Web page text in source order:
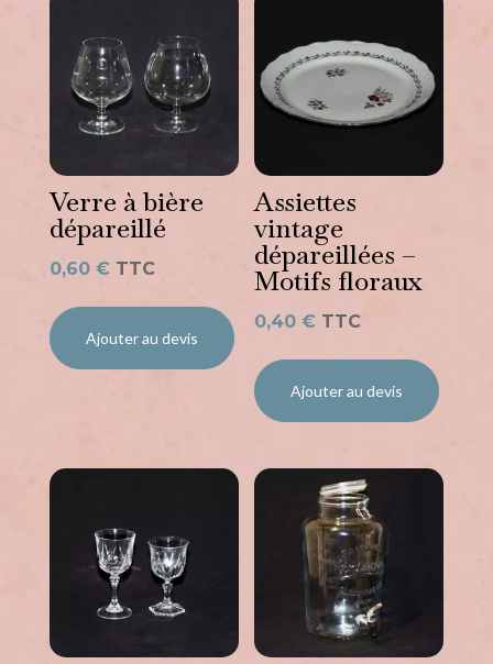
Verre à bière
dépareillé
0,60 € TTC
Ajouter au devis
Assiettes
vintage
dépareillées –
Motifs floraux
0,40€ TTC
Ajouter au devis